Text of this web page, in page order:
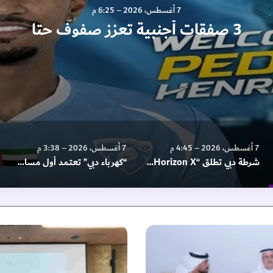
7 أغسطس، 2026 – 6:25 م
3 صفقات أجنبية تعزز صفوف حتا
7 أغسطس، 2026 – 4:45 م
شرطة دبي تطلق “Horizon X” لاستكشاف الفرص المستقبلية في المجال الأمني
7 أغسطس، 2026 – 3:38 م
“كهرباء دبي” تعتمد أول مساحة شبابية بمقرها بالتعاون مع “الاتحادية للشباب”
و
ز
ا
ر